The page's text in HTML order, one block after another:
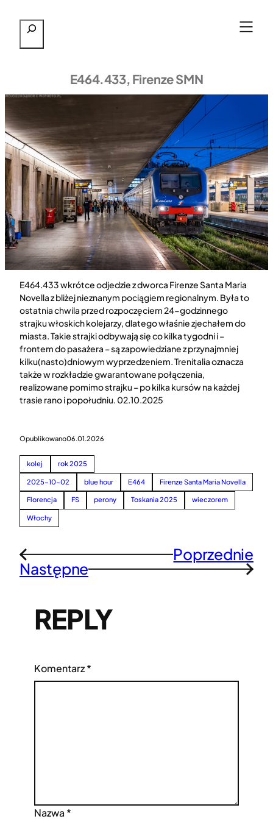
treści
Szukaj
E464.433, Firenze SMN
E464.433 wkrótce odjedzie z dworca Firenze Santa Maria
Novella z bliżej nieznanym pociągiem regionalnym. Była to
ostatnia chwila przed rozpoczęciem 24-godzinnego
strajku włoskich kolejarzy, dlatego właśnie zjechałem do
miasta. Takie strajki odbywają się co kilka tygodni i –
frontem do pasażera – są zapowiedziane z przynajmniej
kilku(nasto)dniowym wyprzedzeniem. Trenitalia oznacza
także w rozkładzie gwarantowane połączenia,
realizowane pomimo strajku – po kilka kursów na każdej
trasie rano i popołudniu. 02.10.2025
Opublikowano06.01.2026
kolej rok 2025
2025-10-02 blue hour E464 Firenze Santa Maria Novella
Florencja FS perony Toskania 2025 wieczorem
Włochy
← Poprzednie
Następne →
REPLY
Komentarz*
Nazwa *